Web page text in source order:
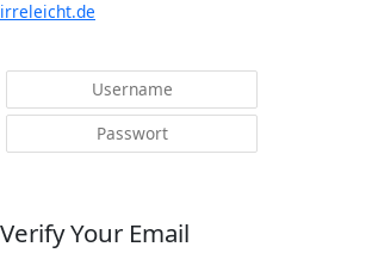
irreleicht.de
Verify Your Email
Menü